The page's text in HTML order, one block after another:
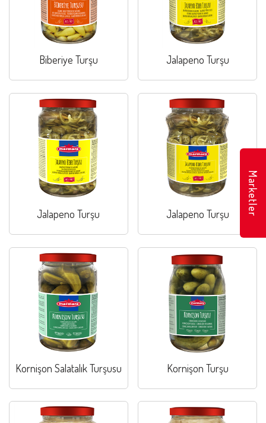
Biberiye Turşu Jalapeno Turşu
Jalapeno Turşu Jalapeno Turşu
Kornişon Salatalık Turşusu Kornişon Turşu
Marketler